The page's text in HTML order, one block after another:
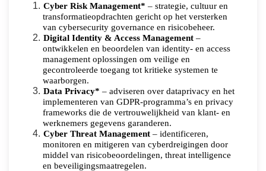
Cyber Risk Management* – strategie, cultuur en
transformatieopdrachten gericht op het versterken
van cybersecurity governance en risicobeheer.
Digital Identity & Access Management–
ontwikkelen en beoordelen van identity- en access
management oplossingen om veilige en
gecontroleerde toegang tot kritieke systemen te
waarborgen.
Data Privacy* – adviseren over dataprivacy en het
implementeren van GDPR-programma’s en privacy
frameworks die de vertrouwelijkheid van klant- en
werknemers gegevens garanderen.
Cyber Threat Management– identificeren,
monitoren en mitigeren van cyberdreigingen door
middel van risicobeoordelingen, threat intelligence
en beveiligingsmaatregelen.